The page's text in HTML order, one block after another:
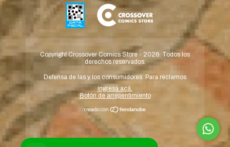
Copyright Crossover Comics Store - 2026. Todos los
derechos reservados.
Defensa de las y los consumidores. Para reclamos
ingresá acá.
Botón de arrepentimiento